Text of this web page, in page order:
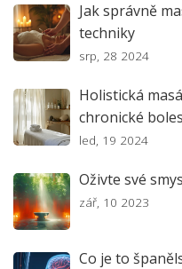
Jak správně
techniky
srp, 28 2024
Holistická
chronické
led, 19 2024
Oživte své
zář, 10 2023
Co je to